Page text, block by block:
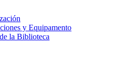
y Equipamento
la Biblioteca